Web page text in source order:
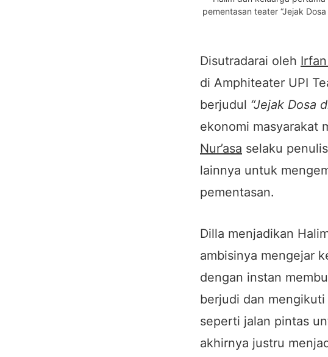
pementasan teater “Jejak
Disutradarai oleh
di Amphiteater UPI
berjudul “Jejak Dosa
ekonomi masyarakat
Nur’asa selaku
lainnya untuk
pementasan.
Dilla menjadikan
ambisinya mengejar
dengan instan
berjudi dan
seperti jalan pintas
akhirnya justru